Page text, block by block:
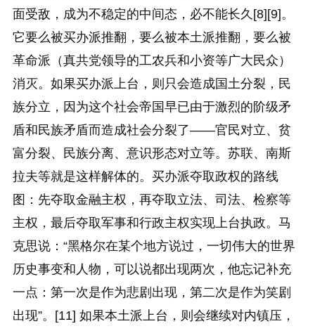
面受敌，成为不稳定的中间态，必不能长久[8][9]。
它要么被买办派推翻，要么被本土派推翻，要么被
革命派（真共党领导的工农兵和小资等广大民众）
消灭。如果买办派上台，则只会造成国土分裂，民
族分立，因为这个社会帝国早已由于激烈的阶级矛
盾和民族矛盾而造成社会分裂了——官民对立、贫
富分裂、民族分离、意识形态对立等。苏联、南斯
拉夫等就是这样解体的。买办派夺取政权的路线
图：先夺取金融主权，再夺取立法、司法、检察等
主权，最后夺取军事和行政主权实现上台执政。马
克思说：“黑格尔在某个地方说过，一切伟大的世界
历史事变和人物，可以说都出现两次，他忘记补充
一点：第一次是作为悲剧出现，第二次是作为笑剧
出现”。[11] 如果本土派上台，则会继续对内镇压，